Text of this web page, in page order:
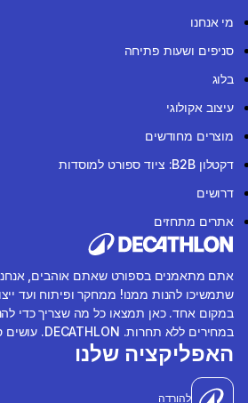
מי אנחנו
סניפים ושעות פתיחה
בלוג
עיצוב אקולוגי
מוצרים מחודשים
דקטלון B2B: ציוד ספורט למוסדות
דרושים
אתרים מתחזים
אתם מתאמנים בספורט שאתם אוהבים, אנחנו
שתמשיכו להנות ממנו! ממחקר ופיתוח ועד
במקום אחד. כאן תמצאו כל מה שצריך כדי
במחירים ללא תחרות. DECATHLON. עושים ספורט יחד!
האפליקציה שלנו
להורדה